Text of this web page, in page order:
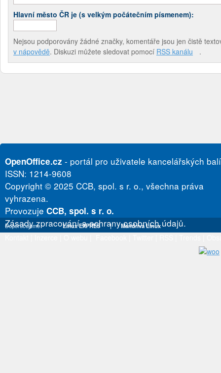
Hlavní město ČR je (s velkým počátečním písmenem):
Nejsou podporovány žádné značky, komentáře jsou jen čistě
v nápovědě. Diskuzi můžete sledovat pomocí RSS kanálu .
OpenOffice.cz - portál pro uživatele kancelářských
ISSN: 1214-9608
Copyright © 2025 CCB, spol. s r. o., všechna práva
vyhrazena.
Provozuje CCB, spol. s r. o.
Zásady zpracování a ochrany osobních údajů.
Doporučujeme Linux EXPRES | Mandriva Linux